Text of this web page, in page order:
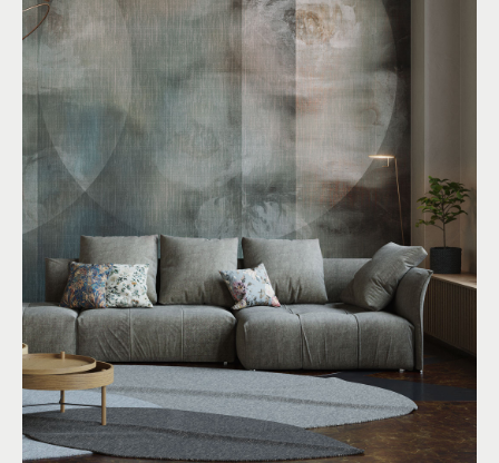
SU TELA
R&D
Floreale Pittorico Geometrico Materico
Colori: Nero,Rosa, Bianco
More than Wallpaper